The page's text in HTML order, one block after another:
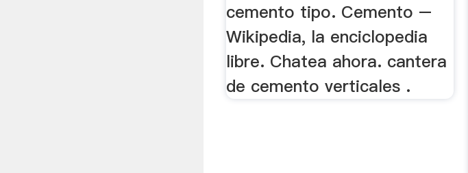
cemento tipo. Cemento –
Wikipedia, la enciclopedia
libre. Chatea ahora. cantera
de cemento verticales .